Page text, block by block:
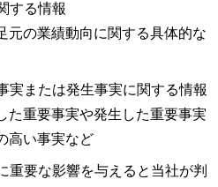
する情報
元の業績動向に関する具体的な
実または発生事実に関する情報
た重要事実や発生した重要事実
⾼い事実など
重要な影響を与えると当社が判